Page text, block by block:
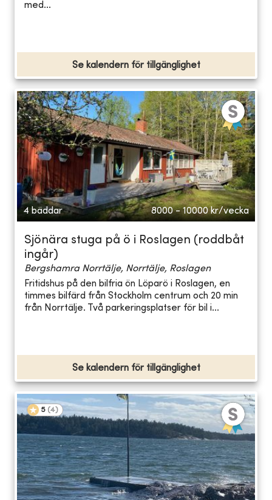
med...
Se kalendern för tillgänglighet
4 bäddar 8000 - 10000 kr/vecka
Sjönära stuga på ö i Roslagen (roddbåt
ingår)
Bergshamra Norrtälje, Norrtälje, Roslagen
Fritidshus på den bilfria ön Löparö i Roslagen, en
timmes bilfärd från Stockholm centrum och 20 min
från Norrtälje. Två parkeringsplatser för bil i...
Se kalendern för tillgänglighet
5 (4)